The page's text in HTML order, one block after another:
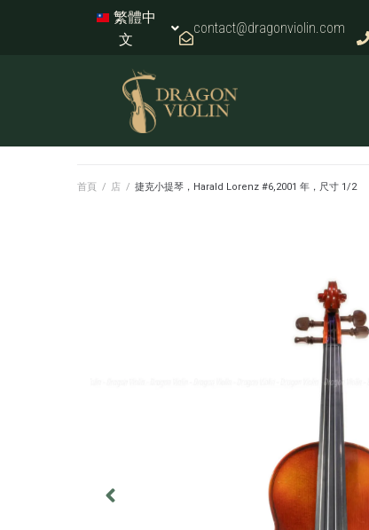
繁體中
文
contact@dragonviolin.com
首頁 / 店 / 捷克小提琴，Harald Lorenz #6,2001 年，尺寸 1/2